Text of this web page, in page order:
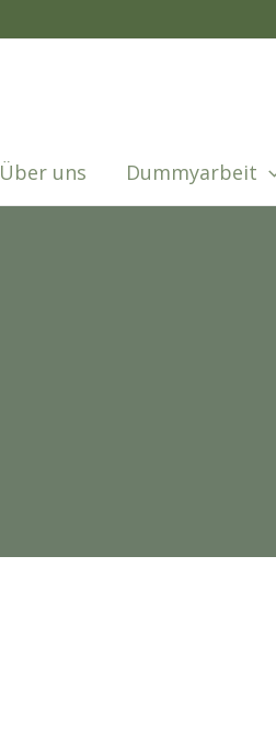
Über uns Dummyarbeit